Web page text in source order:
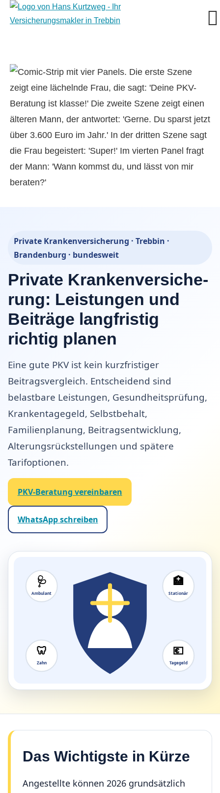
Private Kranken­ver­si­che­rung · Trebbin ·
Brandenburg · bundesweit
Private Kranken­ver­si­che­
rung: Leistungen und
Beiträge langfristig
richtig planen
Eine gute PKV ist kein kurzfristiger
Beitragsvergleich. Entscheidend sind
belastbare Leistungen, Gesundheitsprüfung,
Krankentagegeld, Selbst­behalt,
Familienplanung, Beitragsentwicklung,
Alterungsrückstellungen und spätere
Tarifoptionen.
PKV-Beratung vereinbaren
WhatsApp schreiben
🩺
Ambulant
🏥
Stationär
🦷
Zahn
💶
Tagegeld
Das Wichtigste in Kürze
Angestellte können 2026 grundsätzlich